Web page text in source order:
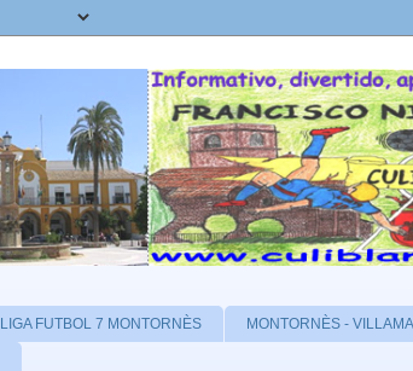
LIGA FUTBOL 7 MONTORNÈS MONTORNÈS -